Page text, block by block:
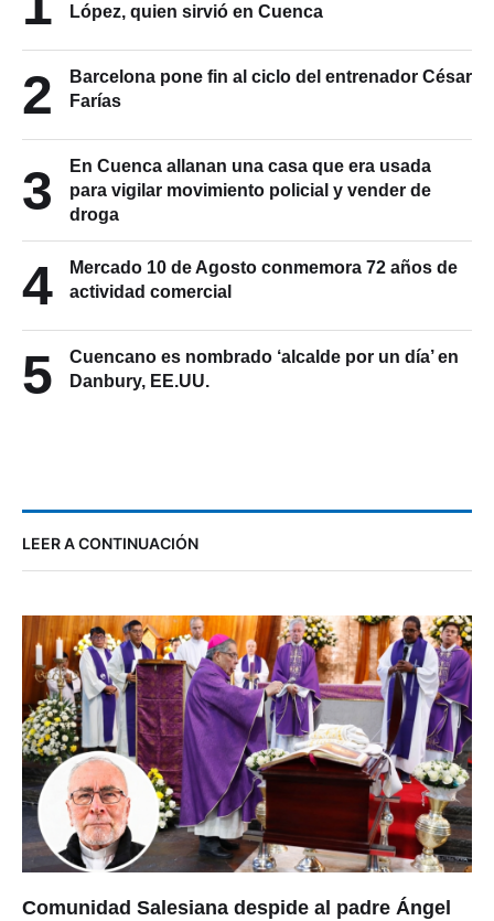
López, quien sirvió en Cuenca
2
Barcelona pone fin al ciclo del entrenador César
Farías
3
En Cuenca allanan una casa que era usada
para vigilar movimiento policial y vender de
droga
4
Mercado 10 de Agosto conmemora 72 años de
actividad comercial
5
Cuencano es nombrado ‘alcalde por un día’ en
Danbury, EE.UU.
LEER A CONTINUACIÓN
Comunidad Salesiana despide al padre Ángel